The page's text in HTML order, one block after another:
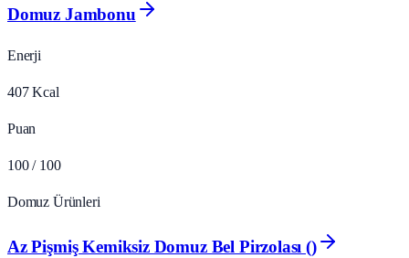
Domuz Jambonu
Enerji
407 Kcal
Puan
100 / 100
Domuz Ürünleri
Az Pişmiş Kemiksiz Domuz Bel Pirzolası ()